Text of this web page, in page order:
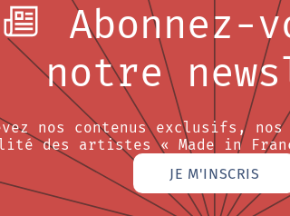
Abonnez-
notre
nos contenus exclusifs,
des artistes « Made in
JE M'INSCRIS